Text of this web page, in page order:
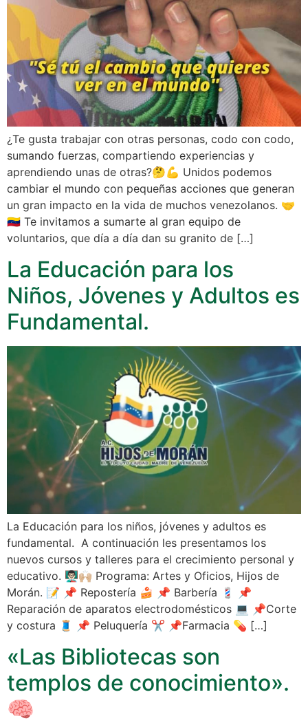
¿Te gusta trabajar con otras personas, codo con codo,
sumando fuerzas, compartiendo experiencias y
aprendiendo unas de otras?🤔💪 Unidos podemos
cambiar el mundo con pequeñas acciones que generan
un gran impacto en la vida de muchos venezolanos. 🤝
🇻🇪 Te invitamos a sumarte al gran equipo de
voluntarios, que día a día dan su granito de […]
La Educación para los
Niños, Jóvenes y Adultos es
Fundamental.
La Educación para los niños, jóvenes y adultos es
fundamental. A continuación les presentamos los
nuevos cursos y talleres para el crecimiento personal y
educativo. 👨🏻‍🏫🙌🏼 Programa: Artes y Oficios, Hijos de
Morán. 📝 📌 Repostería 🍰 📌 Barbería 💈 📌
Reparación de aparatos electrodomésticos 💻 📌Corte
y costura 🧵 📌 Peluquería ✂️ 📌Farmacia 💊 […]
«Las Bibliotecas son
templos de conocimiento».
🧠